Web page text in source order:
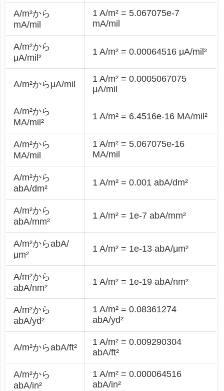
A/m²から
mA/mil
1 A/m² = 5.067075e-7
mA/mil
A/m²から
μA/mil²
1 A/m² = 0.00064516 μA/mil²
A/m²からμA/mil
1 A/m² = 0.0005067075
μA/mil
A/m²から
MA/mil²
1 A/m² = 6.4516e-16 MA/mil²
A/m²から
MA/mil
1 A/m² = 5.067075e-16
MA/mil
A/m²から
abA/dm²
1 A/m² = 0.001 abA/dm²
A/m²から
abA/mm²
1 A/m² = 1e-7 abA/mm²
A/m²からabA/
μm²
1 A/m² = 1e-13 abA/μm²
A/m²から
abA/nm²
1 A/m² = 1e-19 abA/nm²
A/m²から
abA/yd²
1 A/m² = 0.08361274
abA/yd²
A/m²からabA/ft²
1 A/m² = 0.009290304
abA/ft²
A/m²から
abA/in²
1 A/m² = 0.000064516
abA/in²